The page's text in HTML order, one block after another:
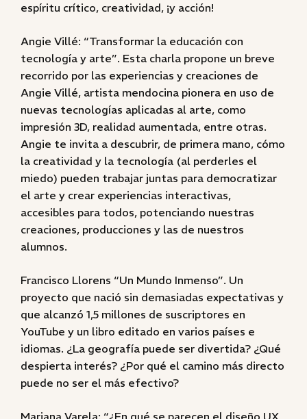
espíritu crítico, creatividad, ¡y acción!
Angie Villé: “Transformar la educación con
tecnología y arte”. Esta charla propone un breve
recorrido por las experiencias y creaciones de
Angie Villé, artista mendocina pionera en uso de
nuevas tecnologías aplicadas al arte, como
impresión 3D, realidad aumentada, entre otras.
Angie te invita a descubrir, de primera mano, cómo
la creatividad y la tecnología (al perderles el
miedo) pueden trabajar juntas para democratizar
el arte y crear experiencias interactivas,
accesibles para todos, potenciando nuestras
creaciones, producciones y las de nuestros
alumnos.
Francisco Llorens “Un Mundo Inmenso”. Un
proyecto que nació sin demasiadas expectativas y
que alcanzó 1,5 millones de suscriptores en
YouTube y un libro editado en varios países e
idiomas. ¿La geografía puede ser divertida? ¿Qué
despierta interés? ¿Por qué el camino más directo
puede no ser el más efectivo?
Mariana Varela: “¿En qué se parecen el diseño UX